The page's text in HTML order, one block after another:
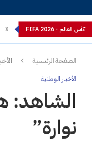
كأس العالم - FIFA 2026
الصفحة الرئيسية
الأخبار الوطنية
الشاهد:
نوارة”